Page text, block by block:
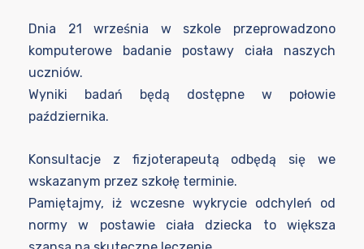
Dnia 21 września w szkole przeprowadzono
komputerowe badanie postawy ciała naszych
uczniów.
Wyniki badań będą dostępne w połowie
października.
Konsultacje z fizjoterapeutą odbędą się we
wskazanym przez szkołę terminie.
Pamiętajmy, iż wczesne wykrycie odchyleń od
normy w postawie ciała dziecka to większa